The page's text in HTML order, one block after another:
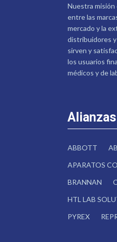
Nuestra misión
entre las
mercado y la
distribuidores
sirven y
los usuarios
médicos y de
ABBOTT
APARATOS
BRANNAN
HTL LAB
PYREX